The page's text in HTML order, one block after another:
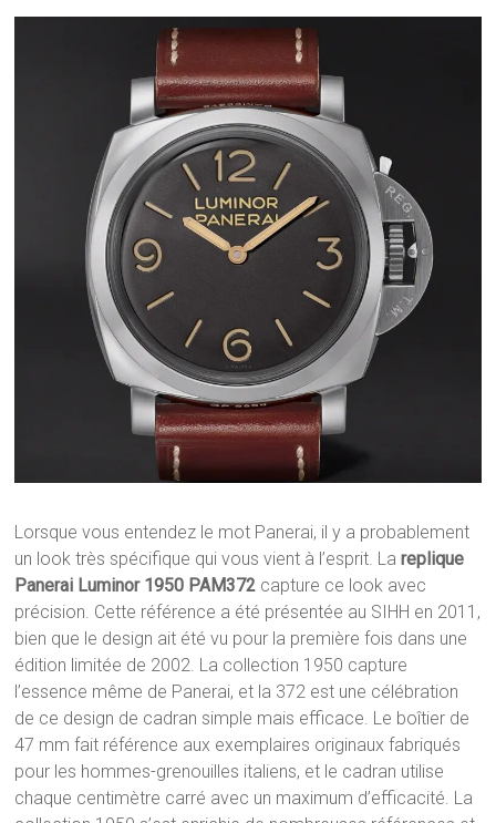
Lorsque vous entendez le mot Panerai, il y a probablement
un look très spécifique qui vous vient à l’esprit. Lareplique
Panerai Luminor 1950 PAM372 capture ce look avec
précision. Cette référence a été présentée au SIHH en 2011,
bien que le design ait été vu pour la première fois dans une
édition limitée de 2002. La collection 1950 capture
l’essence même de Panerai, et la 372 est une célébration
de ce design de cadran simple mais efficace. Le boîtier de
47 mm fait référence aux exemplaires originaux fabriqués
pour les hommes-grenouilles italiens, et le cadran utilise
chaque centimètre carré avec un maximum d’efficacité. La